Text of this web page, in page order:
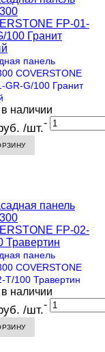
панель
COVERSTONE
GR-G/100 Гранит
в наличии
/шт.-
панель
COVERSTONE
T/100 Травертин
в наличии
/шт.-